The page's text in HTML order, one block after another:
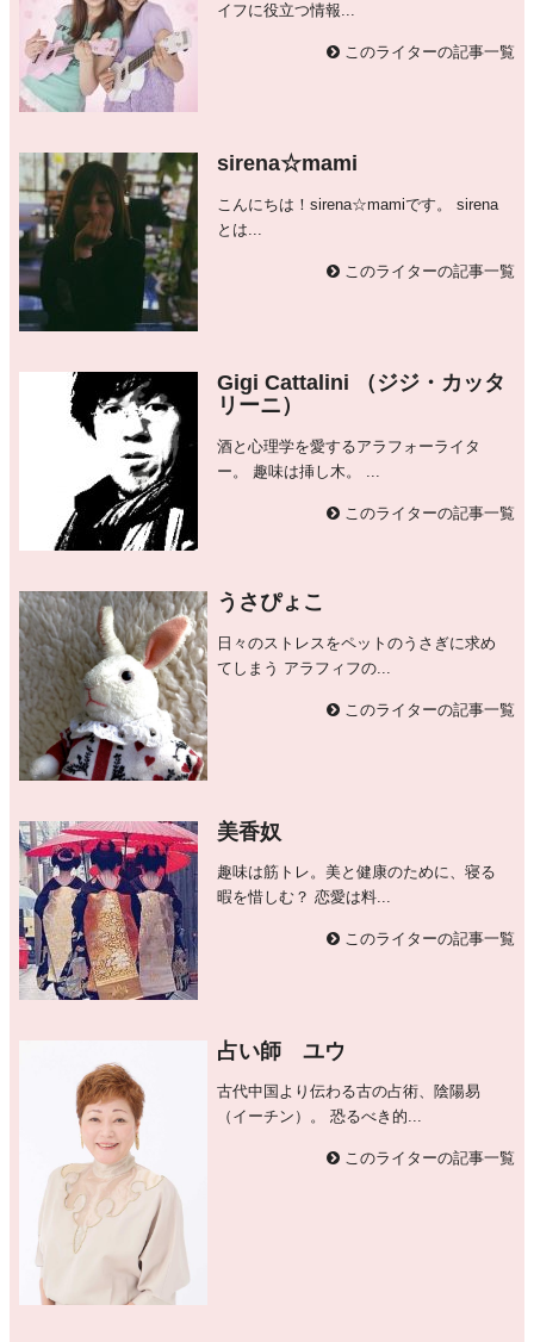
イフに役立つ情報...
このライターの記事一覧
sirena☆mami
こんにちは！sirena☆mamiです。 sirena
とは...
このライターの記事一覧
Gigi Cattalini （ジジ・カッタ
リーニ）
酒と心理学を愛するアラフォーライタ
ー。 趣味は挿し木。 ...
このライターの記事一覧
うさぴょこ
日々のストレスをペットのうさぎに求め
てしまう アラフィフの...
このライターの記事一覧
美香奴
趣味は筋トレ。美と健康のために、寝る
暇を惜しむ？ 恋愛は料...
このライターの記事一覧
占い師 ユウ
古代中国より伝わる古の占術、陰陽易
（イーチン）。 恐るべき的...
このライターの記事一覧